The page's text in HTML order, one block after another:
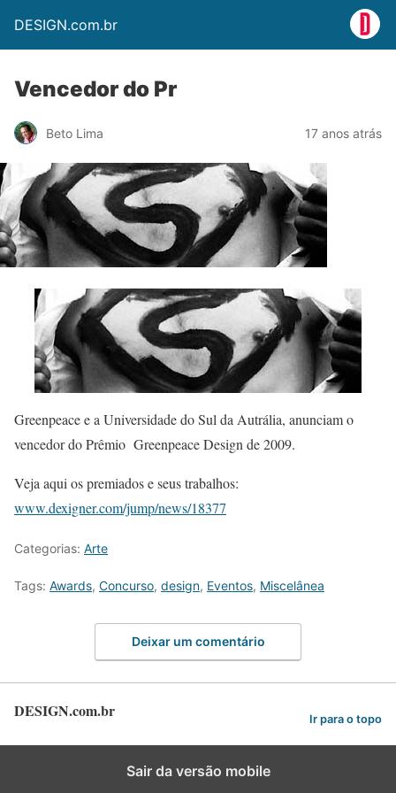
DESIGN.com.br
Vencedor do Pr
Beto Lima 17 anos atrás
Greenpeace e a Universidade do Sul da Autrália, anunciam o
vencedor do Prêmio Greenpeace Design de 2009.
Veja aqui os premiados e seus trabalhos:
www.dexigner.com/jump/news/18377
Categorias: Arte
Tags: Awards, Concurso, design, Eventos, Miscelânea
Deixar um comentário
DESIGN.com.br Ir para o topo
Sair da versão mobile